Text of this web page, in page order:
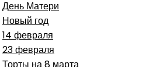
День Матери
Новый год
14 февраля
23 февраля
Торты на 8 марта